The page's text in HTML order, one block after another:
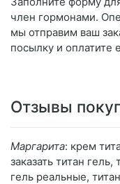
член гормонами.
мы отправим ваш
посылку и оплатите
Отзывы
Маргарита: крем
заказать титан
гель реальные,